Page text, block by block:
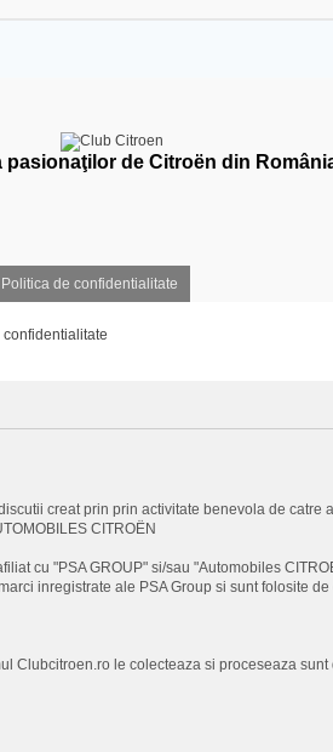
Politica de confidentialitate
pasionaţilor de Citroën din
confidentialitate
creat prin prin activitate benevola de
CITROËN
cu "PSA GROUP" si/sau "Automobiles
inregistrate ale PSA Group si sunt folosite
Clubcitroen.ro le colecteaza si proceseaza